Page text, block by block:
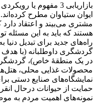
بازاریابی 3 مفهوم
ایوان ستیاوان مطرح
مشتری می‌بیند و اعتقاد
هستند که باید به این مسئله
راه‌های جدید برای تبدیل
گردشگری داوطلبانه (با هدف
در یک منطقۀ خاص)،
محصولات غذایی محلی،
نمایشگاه‌های صنایع دستی
حمایت از حیوانات درحال
نمونه‌های اهمیت مردم به